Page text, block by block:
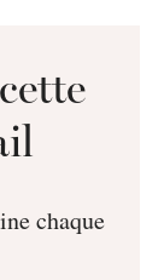
chaque